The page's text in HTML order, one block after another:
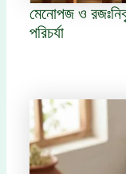
মেনোপজ ও
পরিচর্যা